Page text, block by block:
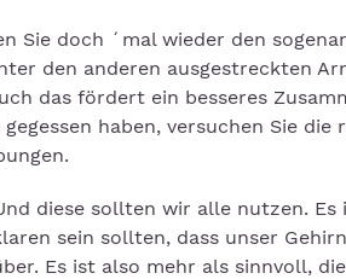
doch ´mal wieder den
den anderen ausgestreckten
das fördert ein besseres
haben, versuchen Sie
diese sollten wir alle nutzen. Es
sein sollten, dass unser
Es ist also mehr als sinnvoll,